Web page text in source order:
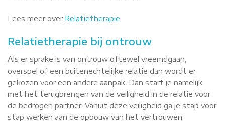
Lees meer over Relatietherapie
Relatietherapie bij ontrouw
Als er sprake is van ontrouw oftewel vreemdgaan,
overspel of een buitenechtelijke relatie dan wordt er
gekozen voor een andere aanpak. Dan start je namelijk
met het terugbrengen van de veiligheid in de relatie voor
de bedrogen partner. Vanuit deze veiligheid ga je stap voor
stap werken aan de opbouw van het vertrouwen.